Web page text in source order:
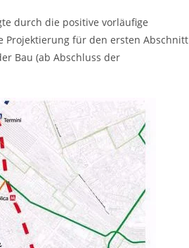
durch die positive vorläufige
Projektierung für den ersten Abschnitt
Bau (ab Abschluss der